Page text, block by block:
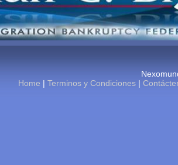
Home |Terminos y Condiciones |